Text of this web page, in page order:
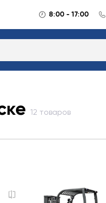
8:00 - 17:00
12 товаров